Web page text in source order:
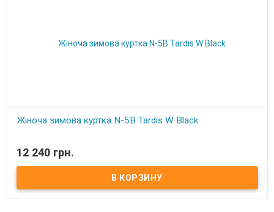
Жіноча зимова куртка N-5B Tardis W Black
12 240 грн.